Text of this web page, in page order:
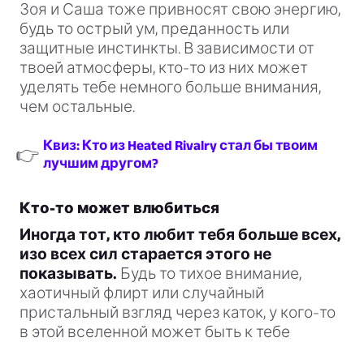
Зоя и Саша тоже привносят свою энергию,
будь то острый ум, преданность или
защитные инстинкты. В зависимости от
твоей атмосферы, кто-то из них может
уделять тебе немного больше внимания,
чем остальные.
👉 Квиз: Кто из Heated Rivalry стал бы твоим
лучшим другом?
Кто-то может влюбиться
Иногда тот, кто любит тебя больше всех,
изо всех сил старается этого не
показывать. Будь то тихое внимание,
хаотичный флирт или случайный
пристальный взгляд через каток, у кого-то
в этой вселенной может быть к тебе